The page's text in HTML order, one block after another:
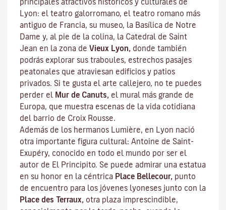
principales atractivos históricos y culturales de
Lyon: el teatro galorromano, el teatro romano más
antiguo de Francia, su museo, la Basílica de Notre
Dame y, al pie de la colina, la Catedral de Saint
Jean en la zona de Vieux Lyon, donde también
podrás explorar sus traboules, estrechos pasajes
peatonales que atraviesan edificios y patios
privados. Si te gusta el arte callejero, no te puedes
perder el Mur de Canuts, el mural más grande de
Europa, que muestra escenas de la vida cotidiana
del barrio de Croix Rousse.
Además de los hermanos Lumière, en Lyon nació
otra importante figura cultural: Antoine de Saint-
Exupéry, conocido en todo el mundo por ser el
autor de El Principito. Se puede admirar una estatua
en su honor en la céntrica Place Bellecour, punto
de encuentro para los jóvenes lyoneses junto con la
Place des Terraux, otra plaza imprescindible,